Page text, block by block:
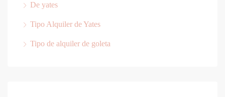
De yates
Tipo Alquiler de Yates
Tipo de alquiler de goleta